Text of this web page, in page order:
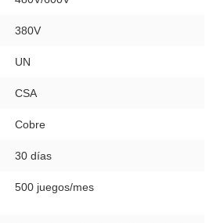
380V
UN
CSA
Cobre
30 días
500 juegos/mes